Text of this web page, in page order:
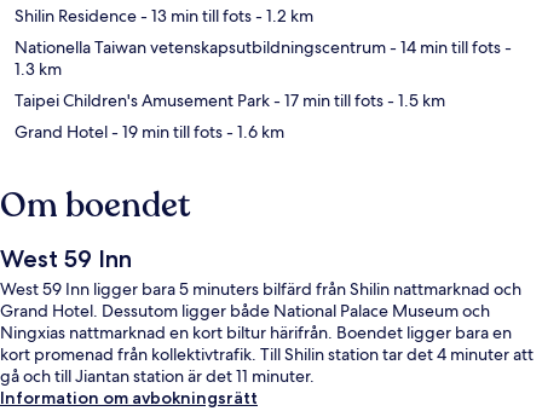
Shilin Residence- 13 min till fots- 1.2 km
Nationella Taiwan vetenskapsutbildningscentrum- 14 min till fots-
1.3 km
Taipei Children's Amusement Park- 17 min till fots- 1.5 km
Grand Hotel- 19 min till fots- 1.6 km
Om boendet
West 59 Inn
West 59 Inn ligger bara 5 minuters bilfärd från Shilin nattmarknad och
Grand Hotel. Dessutom ligger både National Palace Museum och
Ningxias nattmarknad en kort biltur härifrån. Boendet ligger bara en
kort promenad från kollektivtrafik. Till Shilin station tar det 4 minuter att
gå och till Jiantan station är det 11 minuter.
Information om avbokningsrätt